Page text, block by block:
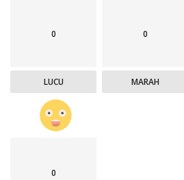
0
LUCU
0
MARAH
0